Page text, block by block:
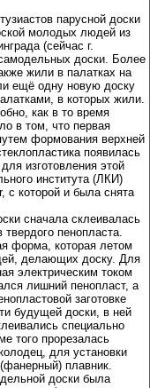
парусной доски
молодых людей из
(сейчас г.
доски. Более
жили в палатках на
ещё одну новую доску
в которых жили.
как в то время
в том, что первая
формования верхней
появилась
изготовления этой
института (ЛКИ)
с которой и была снята
сначала склеивалась
твердого пенопласта.
форма, которая летом
делающих доску. Для
электрическим током
лишний пенопласт, а
заготовке
будущей доски, в ней
специально
того прорезалась
для установки
плавник.
доски была